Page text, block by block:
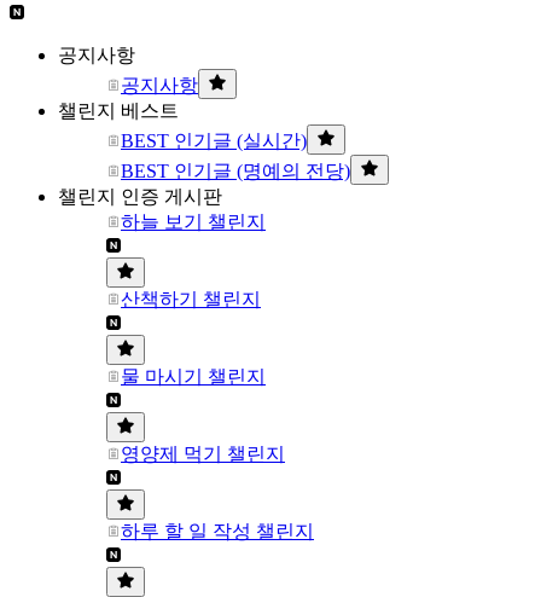
공지사항
공지사항
챌린지 베스트
BEST 인기글 (실시간)
BEST 인기글 (명예의 전당)
챌린지 인증 게시판
하늘 보기 챌린지
산책하기 챌린지
물 마시기 챌린지
영양제 먹기 챌린지
하루 할 일 작성 챌린지